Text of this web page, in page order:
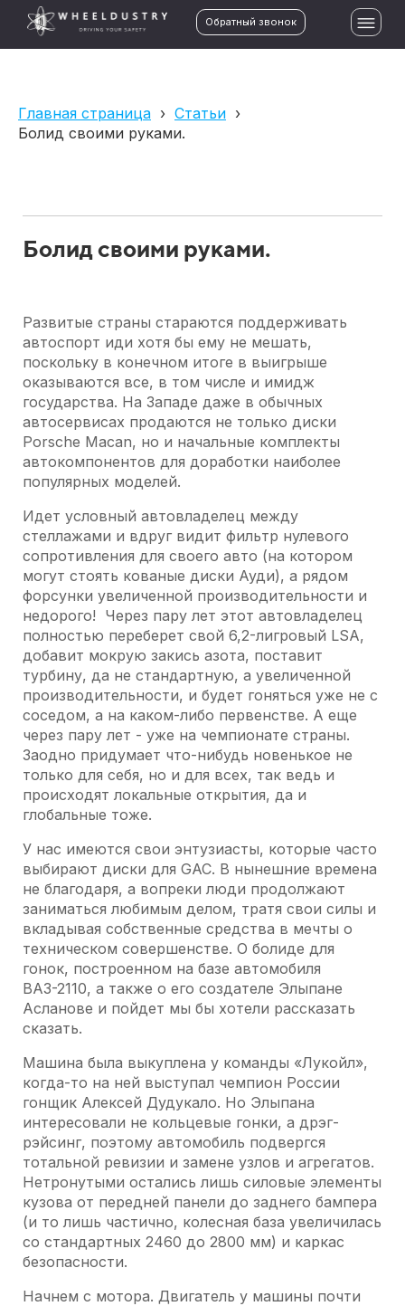
Обратный звонок
Главная страница › Статьи ›
Болид своими руками.
Болид своими руками.
Развитые страны стараются поддерживать
автоспорт иди хотя бы ему не мешать,
поскольку в конечном итоге в выигрыше
оказываются все, в том числе и имидж
государства. На Западе даже в обычных
автосервисах продаются не только диски
Porsche Macan, но и начальные комплекты
автокомпонентов для доработки наиболее
популярных моделей.
Идет условный автовладелец между
стеллажами и вдруг видит фильтр нулевого
сопротивления для своего авто (на котором
могут стоять кованые диски Ауди), а рядом
форсунки увеличенной производительности и
недорого! Через пару лет этот автовладелец
полностью переберет свой 6,2-лигровый LSA,
добавит мокрую закись азота, поставит
турбину, да не стандартную, а увеличенной
производительности, и будет гоняться уже не с
соседом, а на каком-либо первенстве. А еще
через пару лет - уже на чемпионате страны.
Заодно придумает что-нибудь новенькое не
только для себя, но и для всех, так ведь и
происходят локальные открытия, да и
глобальные тоже.
У нас имеются свои энтузиасты, которые часто
выбирают диски для GAC. В нынешние времена
не благодаря, а вопреки люди продолжают
заниматься любимым делом, тратя свои силы и
вкладывая собственные средства в мечты о
техническом совершенстве. О болиде для
гонок, построенном на базе автомобиля
ВАЗ-2110, а также о его создателе Элыпане
Асланове и пойдет мы бы хотели рассказать
сказать.
Машина была выкуплена у команды «Лукойл»,
когда-то на ней выступал чемпион России
гонщик Алексей Дудукало. Но Элыпана
интересовали не кольцевые гонки, а дрэг-
рэйсинг, поэтому автомобиль подвергся
тотальной ревизии и замене узлов и агрегатов.
Нетронутыми остались лишь силовые элементы
кузова от передней панели до заднего бампера
(и то лишь частично, колесная база увеличилась
со стандартных 2460 до 2800 мм) и каркас
безопасности.
Начнем с мотора. Двигатель у машины почти